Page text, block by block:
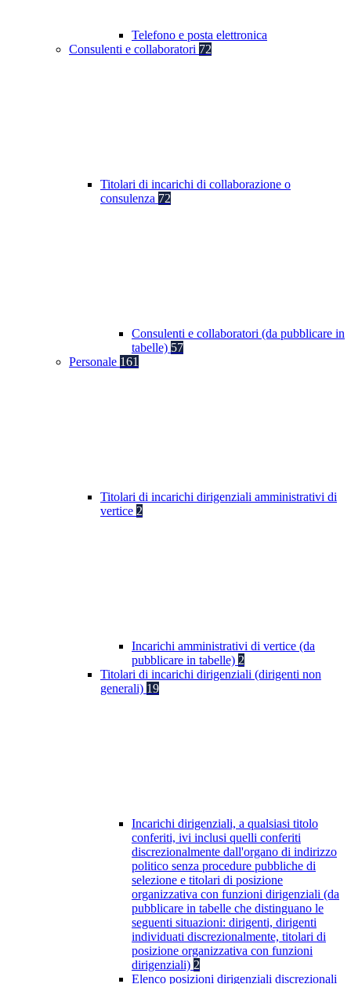
Telefono e posta elettronica
Consulenti e collaboratori 72
Titolari di incarichi di collaborazione o
consulenza 72
Consulenti e collaboratori (da pubblicare in
tabelle) 57
Personale 161
Titolari di incarichi dirigenziali amministrativi di
vertice 2
Incarichi amministrativi di vertice (da
pubblicare in tabelle) 2
Titolari di incarichi dirigenziali (dirigenti non
generali) 19
Incarichi dirigenziali, a qualsiasi titolo
conferiti, ivi inclusi quelli conferiti
discrezionalmente dall'organo di indirizzo
politico senza procedure pubbliche di
selezione e titolari di posizione
organizzativa con funzioni dirigenziali (da
pubblicare in tabelle che distinguano le
seguenti situazioni: dirigenti, dirigenti
individuati discrezionalmente, titolari di
posizione organizzativa con funzioni
dirigenziali) 2
Elenco posizioni dirigenziali discrezionali